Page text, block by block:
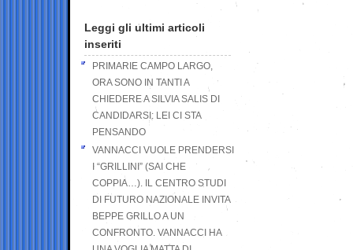
Leggi gli ultimi articoli
inseriti
PRIMARIE CAMPO LARGO,
ORA SONO IN TANTI A
CHIEDERE A SILVIA SALIS DI
CANDIDARSI: LEI CI STA
PENSANDO
VANNACCI VUOLE PRENDERSI
I “GRILLINI” (SAI CHE
COPPIA…). IL CENTRO STUDI
DI FUTURO NAZIONALE INVITA
BEPPE GRILLO A UN
CONFRONTO. VANNACCI HA